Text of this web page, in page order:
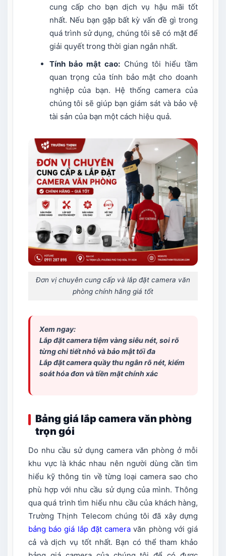
cung cấp cho bạn dịch vụ hậu mãi tốt
nhất. Nếu bạn gặp bất kỳ vấn đề gì trong
quá trình sử dụng, chúng tôi sẽ có mặt để
giải quyết trong thời gian ngắn nhất.
Tính bảo mật cao: Chúng tôi hiểu tầm
quan trọng của tính bảo mật cho doanh
nghiệp của bạn. Hệ thống camera của
chúng tôi sẽ giúp bạn giám sát và bảo vệ
tài sản của bạn một cách hiệu quả.
Đơn vị chuyên cung cấp và lắp đặt camera văn
phòng chính hãng giá tốt
Xem ngay:
Lắp đặt camera tiệm vàng siêu nét, soi rõ
từng chi tiết nhỏ và bảo mật tối đa
Lắp đặt camera quầy thu ngân rõ nét, kiểm
soát hóa đơn và tiền mặt chính xác
Bảng giá lắp camera văn phòng
trọn gói
Do nhu cầu sử dụng camera văn phòng ở mỗi
khu vực là khác nhau nên người dùng cần tìm
hiểu kỹ thông tin về từng loại camera sao cho
phù hợp với nhu cầu sử dụng của mình. Thông
qua quá trình tìm hiểu nhu cầu của khách hàng,
Trường Thịnh Telecom chúng tôi đã xây dựng
bảng báo giá lắp đặt camera văn phòng với giá
cả và dịch vụ tốt nhất. Bạn có thể tham khảo